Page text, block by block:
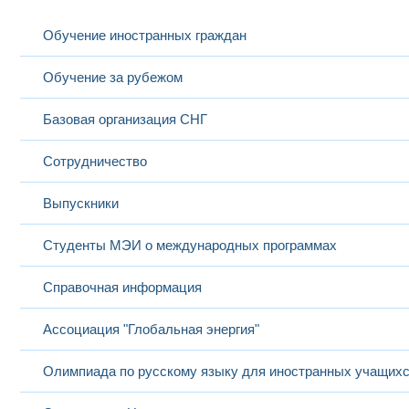
Обучение иностранных граждан
Обучение за рубежом
Базовая организация СНГ
Сотрудничество
Выпускники
Студенты МЭИ о международных программах
Справочная информация
Ассоциация "Глобальная энергия"
Олимпиада по русскому языку для иностранных